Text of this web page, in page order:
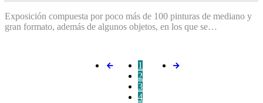
Exposición compuesta por poco más de 100 pinturas de mediano y
gran formato, además de algunos objetos, en los que se…
1
2
3
4